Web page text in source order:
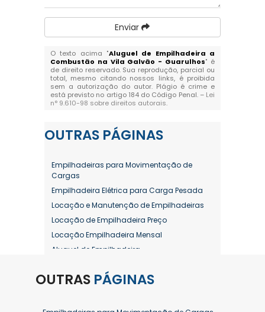
Enviar
O texto acima "Aluguel de Empilhadeira a
Combustão na Vila Galvão - Guarulhos" é
de direito reservado. Sua reprodução, parcial ou
total, mesmo citando nossos links, é proibida
sem a autorização do autor. Plágio é crime e
está previsto no artigo 184 do Código Penal. – Lei
n° 9.610-98 sobre direitos autorais.
OUTRAS PÁGINAS
Empilhadeiras para Movimentação de
Cargas
Empilhadeira Elétrica para Carga Pesada
Locação e Manutenção de Empilhadeiras
Locação de Empilhadeira Preço
Locação Empilhadeira Mensal
Aluguel de Empilhadeira
Aluguel de Empilhadeira Diária Valor
Aluguel de Empilhadeira Elétrica Preço
OUTRAS PÁGINAS